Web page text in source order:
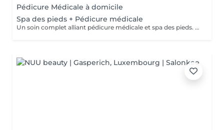
Pédicure Médicale à domicile
Spa des pieds + Pédicure médicale
Un soin complet alliant pédicure médicale et spa des pieds. Comprend le nettoyage des pieds, l'élimination des callosités, le soin des ongles, un gommage, un masque hydratant et un massage relaxant pour des pieds sains, doux et revitalisés.